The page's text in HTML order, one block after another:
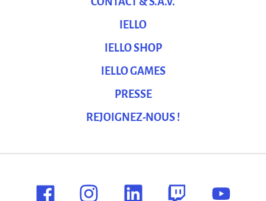
IELLO
IELLO SHOP
IELLO GAMES
PRESSE
REJOIGNEZ-NOUS !